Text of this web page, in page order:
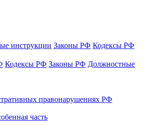
инструкции Законы РФ Кодексы РФ
Кодексы РФ Законы РФ Должностные
правонарушениях РФ
часть